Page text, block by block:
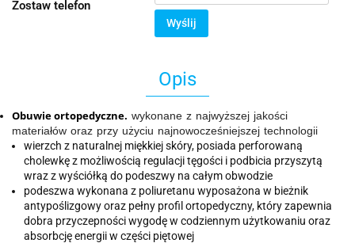
Zostaw telefon
Wyślij
Opis
Obuwie ortopedyczne. wykonane z najwyższej jakości
materiałów oraz przy użyciu najnowocześniejszej technologii
wierzch z naturalnej miękkiej skóry, posiada perforowaną
cholewkę z możliwością regulacji tęgości i podbicia przyszytą
wraz z wyściółką do podeszwy na całym obwodzie
podeszwa wykonana z poliuretanu wyposażona w bieżnik
antypoślizgowy oraz pełny profil ortopedyczny, który zapewnia
dobra przyczepności wygodę w codziennym użytkowaniu oraz
absorbcję energii w części piętowej